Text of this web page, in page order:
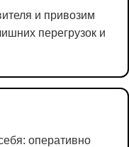
и привозим
перегрузок и
оперативно